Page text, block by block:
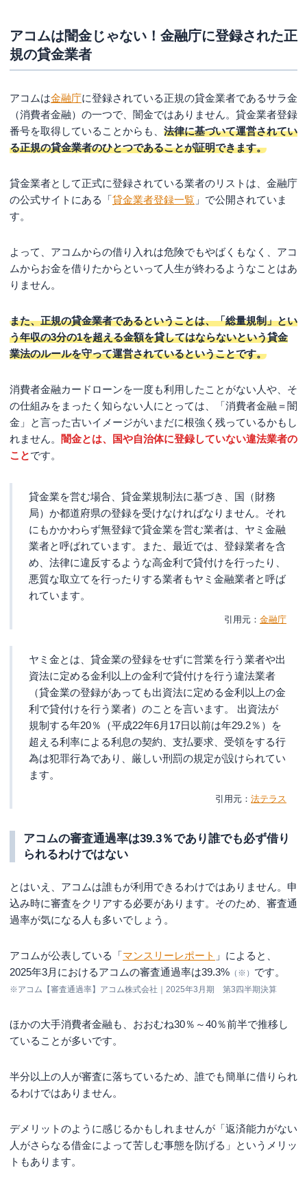
アコムは闇金じゃない！金融庁に登録された正
規の貸金業者
アコムは金融庁に登録されている正規の貸金業者であるサラ金
（消費者金融）の一つで、闇金ではありません。貸金業者登録
番号を取得していることからも、 法律に基づいて運営されてい
る正規の貸金業者のひとつであることが証明できます。
貸金業者として正式に登録されている業者のリストは、金融庁
の公式サイトにある「貸金業者登録一覧 」で公開されていま
す。
よって、アコムからの借り入れは危険でもやばくもなく、アコ
ムからお金を借りたからといって人生が終わるようなことはあ
りません。
また、正規の貸金業者であるということは、「総量規制」とい
う年収の3分の1を超える金額を貸してはならないという貸金
業法のルールを守って運営されているということです。
消費者金融カードローンを一度も利用したことがない人や、そ
の仕組みをまったく知らない人にとっては、「消費者金融＝闇
金」と言った古いイメージがいまだに根強く残っているかもし
れません。
闇金とは、国や自治体に登録していない違法業者の
ことです。
貸金業を営む場合、貸金業規制法に基づき、国（財務
局）か都道府県の登録を受けなければなりません。それ
にもかかわらず無登録で貸金業を営む業者は、ヤミ金融
業者と呼ばれています。また、最近では、登録業者を含
め、法律に違反するような高金利で貸付けを行ったり、
悪質な取立てを行ったりする業者もヤミ金融業者と呼ば
れています。
金融庁
ヤミ金とは、貸金業の登録をせずに営業を行う業者や出
資法に定める金利以上の金利で貸付けを行う違法業者
（貸金業の登録があっても出資法に定める金利以上の金
利で貸付けを行う業者）のことを言います。 出資法が
規制する年20％（平成22年6月17日以前は年29.2％）を
超える利率による利息の契約、支払要求、受領をする行
為は犯罪行為であり、厳しい刑罰の規定が設けられてい
ます。
法テラス
アコムの審査通過率は39.3％であり誰でも必ず借り
られるわけではない
とはいえ、アコムは誰もが利用できるわけではありません。申
込み時に審査をクリアする必要があります。そのため、審査通
過率が気になる人も多いでしょう。
アコムが公表している「マンスリーレポート 」によると、
2025年3月におけるアコムの審査通過率は39.3% （※） です。
※アコム【審査通過率】アコム株式会社｜2025年3月期 第3四半期決算
ほかの大手消費者金融も、おおむね30％～40％前半で推移し
ていることが多いです。
半分以上の人が審査に落ちているため、誰でも簡単に借りられ
るわけではありません。
デメリットのように感じるかもしれませんが「返済能力がない
人がさらなる借金によって苦しむ事態を防げる」というメリッ
トもあります。